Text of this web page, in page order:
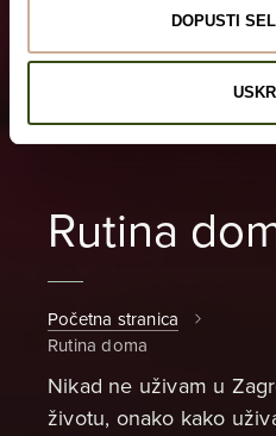
DOPUSTI
Rutina
Početna stranica
Rutina doma
Nikad ne uživam u
životu, onako kako